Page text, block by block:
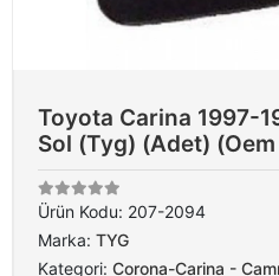
Toyota Carina 1997-
Sol (Tyg) (Adet)
Ürün Kodu: 207-2094
Marka: TYG
Kategori: Corona-Carina -